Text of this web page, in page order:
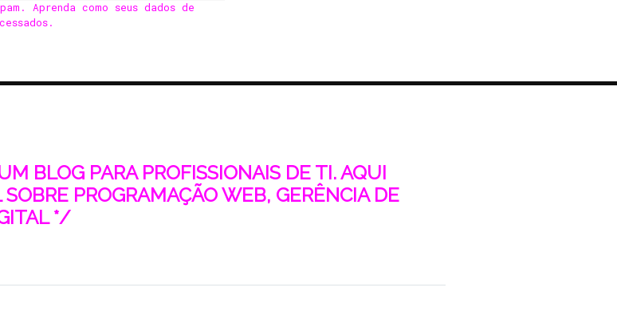
Aprenda como seus dados de
.
BLOG PARA PROFISSIONAIS DE TI. AQUI
PROGRAMAÇÃO WEB, GERÊNCIA DE
*/